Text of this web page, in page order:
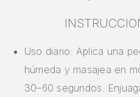
Uso diario: Aplica una
húmeda y masajea en
30–60 segundos.